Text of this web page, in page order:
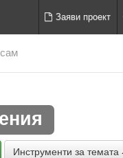
Заяви проект
Инструменти за темата